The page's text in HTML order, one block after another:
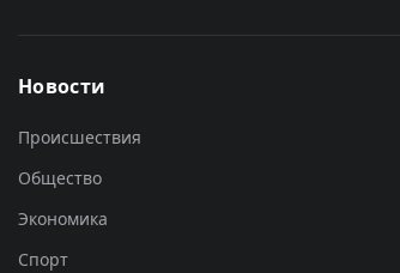
Новости
Происшествия
Общество
Экономика
Спорт